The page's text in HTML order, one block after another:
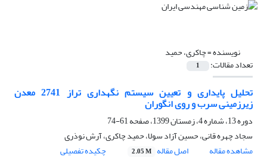
نویسنده =چاکری، حمید
تعداد مقالات: 1
تحلیل پایداری و تعیین سیستم نگهداری تراز 2741 معدن
زیرزمینی سرب و روی انگوران
دوره 13، شماره 4، زمستان 1399، صفحه
61-74
سجاد چهره قانی، حسین آزاد سولا، حمید چاکری، آرش نوذری
مشاهده مقاله
اصل مقاله 2.05 M چکیده تفصیلی